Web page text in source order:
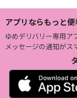
アプリならもっと便
ゆめデリバリー専用ア
メッセージの通知がス